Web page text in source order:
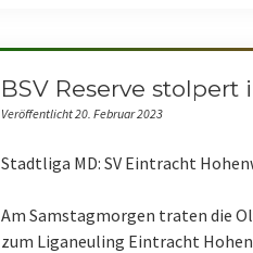
BSV Reserve
Veröffentlicht 20. Februar 2023
Stadtliga MD: SV Eintracht
Am Samstagmorgen traten die
zum Liganeuling Eintracht